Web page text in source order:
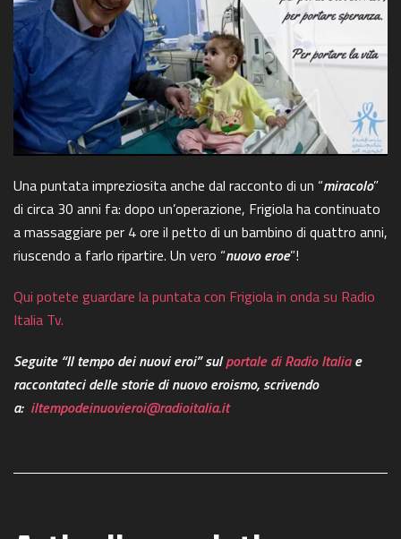
Una puntata impreziosita anche dal racconto di un “miracolo”
di circa 30 anni fa: dopo un’operazione, Frigiola ha continuato
a massaggiare per 4 ore il petto di un bambino di quattro anni,
riuscendo a farlo ripartire. Un vero “nuovo eroe”!
Qui potete guardare la puntata con Frigiola in onda su Radio
Italia Tv.
Seguite “Il tempo dei nuovi eroi” sulportale di Radio Italiae
raccontateci delle storiedi nuovo eroismo, scrivendo
a: iltempodeinuovieroi@radioitalia.it